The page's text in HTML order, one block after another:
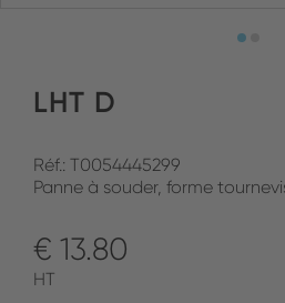
LHT D
Réf.: T0054445299
Panne à souder, forme
€ 13.80
HT